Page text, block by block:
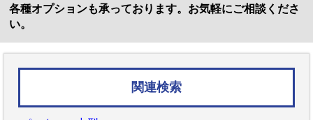
各種オプションも承っております。お気軽にご相談くださ
い。
関連検索